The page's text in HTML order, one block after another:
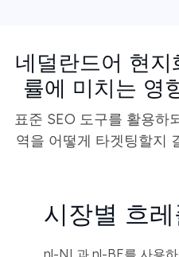
네덜란드어 현
률에 미치는 영
표준 SEO 도구를 활용하
역을 어떻게 타겟팅할지
시장별 흐
nl-NL과 nl-BE를 사용